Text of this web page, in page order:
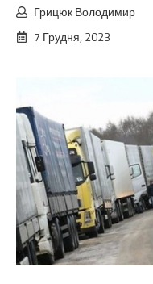
Грицюк Володимир
7 Грудня, 2023